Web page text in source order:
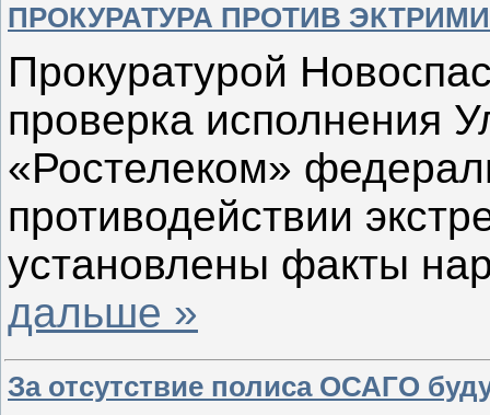
ПРОКУРАТУРА ПРОТИВ
Прокуратурой
проверка исполнения
«Ростелеком»
противодействии
установлены факты
дальше »
За отсутствие полиса ОСАГО